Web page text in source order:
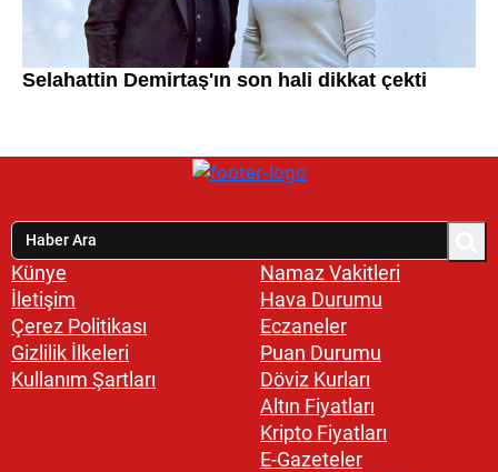
Künye
İletişim
Çerez Politikası
Gizlilik İlkeleri
Kullanım Şartları
Namaz Vakitleri
Hava Durumu
Eczaneler
Puan Durumu
Döviz Kurları
Altın Fiyatları
Kripto Fiyatları
E-Gazeteler